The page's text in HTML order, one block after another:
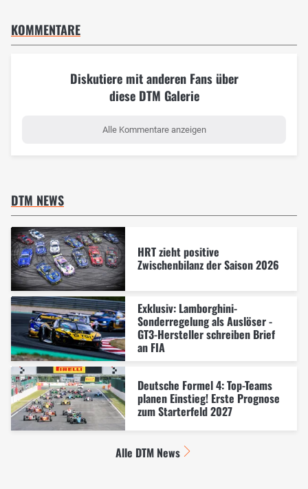
KOMMENTARE
Diskutiere mit anderen Fans über
diese DTM Galerie
Alle Kommentare anzeigen
DTM NEWS
HRT zieht positive
Zwischenbilanz der Saison 2026
Exklusiv: Lamborghini-
Sonderregelung als Auslöser -
GT3-Hersteller schreiben Brief
an FIA
Deutsche Formel 4: Top-Teams
planen Einstieg! Erste Prognose
zum Starterfeld 2027
Alle DTM News